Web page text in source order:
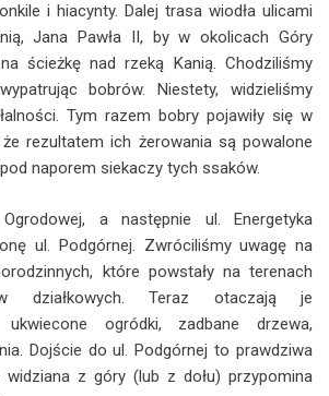
i hiacynty. Dalej trasa wiodła ulicami
Jana Pawła II, by w okolicach Góry
ścieżkę nad rzeką Kanią. Chodziliśmy
bobrów. Niestety, widzieliśmy
Tym razem bobry pojawiły się w
rezultatem ich żerowania są powalone
naporem siekaczy tych ssaków.
a następnie ul. Energetyka
ul. Podgórnej. Zwróciliśmy uwagę na
które powstały na terenach
działkowych. Teraz otaczają je
ukwiecone ogródki, zadbane drzewa,
Dojście do ul. Podgórnej to prawdziwa
widziana z góry (lub z dołu) przypomina